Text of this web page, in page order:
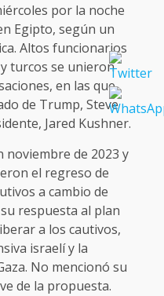
por la noche
Egipto, según un
Altos funcionarios
turcos se unieron
en las que
de Trump, Steve
Jared Kushner.
de 2023 y
el regreso de
a cambio de
respuesta al plan
a los cautivos,
israelí y la
No mencionó su
de la propuesta.